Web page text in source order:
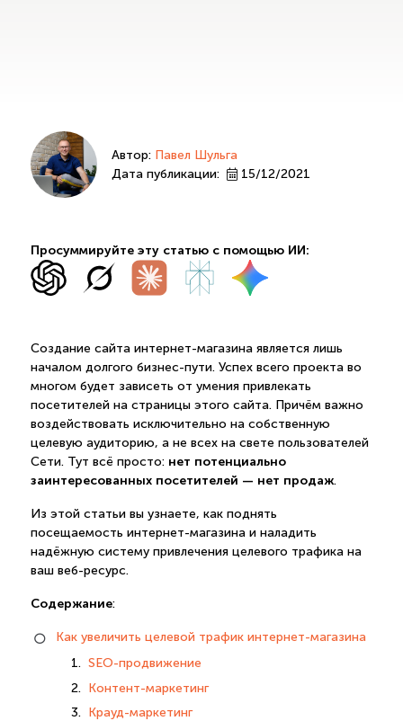
Автор: Павел Шульга
Дата публикации:
15/12/2021
Просуммируйте эту статью с помощью ИИ:
Создание сайта интернет-магазина является лишь
началом долгого бизнес-пути. Успех всего проекта во
многом будет зависеть от умения привлекать
посетителей на страницы этого сайта. Причём важно
воздействовать исключительно на собственную
целевую аудиторию, а не всех на свете пользователей
Сети. Тут всё просто: нет потенциально
заинтересованных посетителей — нет продаж.
Из этой статьи вы узнаете, как поднять
посещаемость интернет-магазина и наладить
надёжную систему привлечения целевого трафика на
ваш веб-ресурс.
Содержание:
Как увеличить целевой трафик интернет-магазина
SEO-продвижение
Контент-маркетинг
Крауд-маркетинг